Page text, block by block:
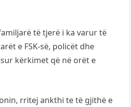
të tjerë i ka varur të
e FSK-së, policët dhe
kërkimet që në orët e
rritej ankthi te të gjithë e